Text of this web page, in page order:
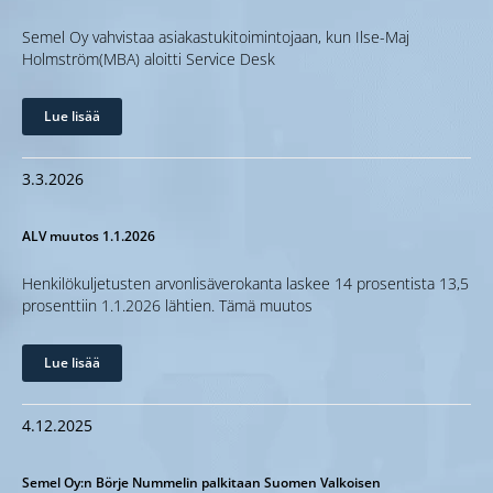
Semel Oy vahvistaa asiakastukitoimintojaan, kun Ilse-Maj
Holmström(MBA) aloitti Service Desk
Lue lisää
3.3.2026
ALV muutos 1.1.2026
Henkilökuljetusten arvonlisäverokanta laskee 14 prosentista 13,5
prosenttiin 1.1.2026 lähtien. Tämä muutos
Lue lisää
4.12.2025
Semel Oy:n Börje Nummelin palkitaan Suomen Valkoisen